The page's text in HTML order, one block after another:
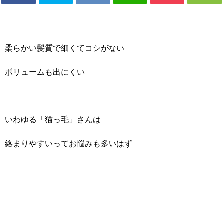
柔らかい髪質で細くてコシがない
ボリュームも出にくい
いわゆる「猫っ毛」さんは
絡まりやすいってお悩みも多いはず